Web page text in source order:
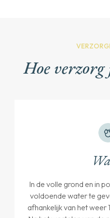
Hoe
In de volle grond en in
voldoende water te
afhankelijk van het weer